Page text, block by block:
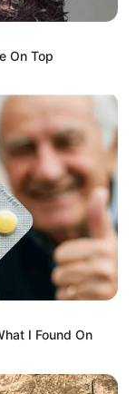
On Top
I Found On